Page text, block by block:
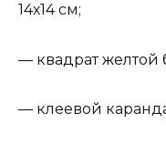
14х14 см;
— квадрат желтой
— клеевой